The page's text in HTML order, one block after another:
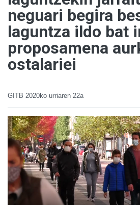
neguari begira
laguntza ildo bat
proposamena
ostalariei
GITB 2020ko urriaren 22a